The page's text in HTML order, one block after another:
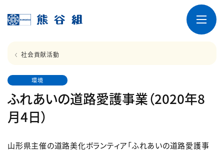
社会貢献活動
環境
ふれあいの道路愛護事業（2020年8
月4日）
山形県主催の道路美化ボランティア「ふれあいの道路愛護事